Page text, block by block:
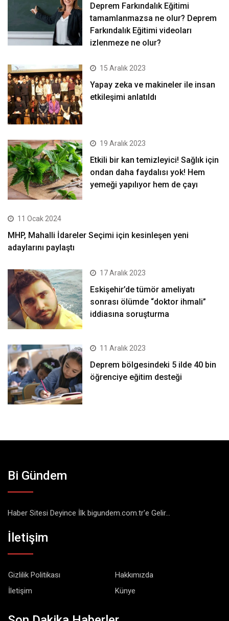
Deprem Farkındalık Eğitimi
tamamlanmazsa ne olur? Deprem
Farkındalık Eğitimi videoları
izlenmeze ne olur?
15 Aralık 2023
Yapay zeka ve makineler ile insan
etkileşimi anlatıldı
19 Aralık 2023
Etkili bir kan temizleyici! Sağlık için
ondan daha faydalısı yok! Hem
yemeği yapılıyor hem de çayı
11 Ocak 2024
MHP, Mahalli İdareler Seçimi için kesinleşen yeni
adaylarını paylaştı
17 Aralık 2023
Eskişehir’de tümör ameliyatı
sonrası ölümde “doktor ihmali”
iddiasına soruşturma
11 Aralık 2023
Deprem bölgesindeki 5 ilde 40 bin
öğrenciye eğitim desteği
Bi Gündem
Haber Sitesi Deyince İlk bigundem.com.tr'e Gelir...
İletişim
Gizlilik Politikası
Hakkımızda
İletişim
Künye